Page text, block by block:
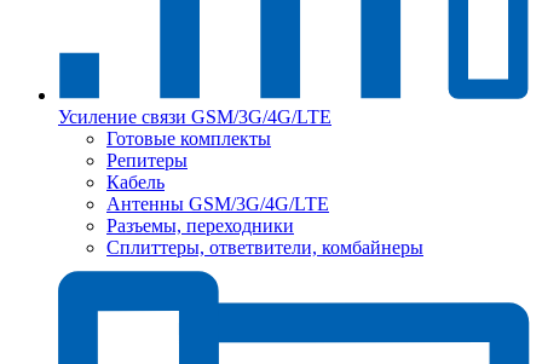
Усиление связи GSM/3G/4G/LTE
Готовые комплекты
Репитеры
Кабель
Антенны GSM/3G/4G/LTE
Разъемы, переходники
Сплиттеры, ответвители, комбайнеры